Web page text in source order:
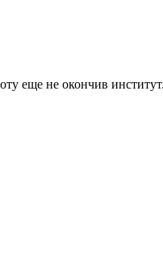
еще не окончив